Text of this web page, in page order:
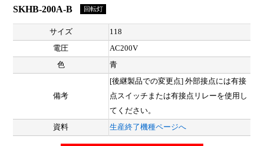
SKHB-200A-B 回転灯
サイズ
118
電圧
AC200V
色
青
備考
[後継製品での変更点] 外部接点には有接
点スイッチまたは有接点リレーを使用し
てください。
資料
生産終了機種ページへ